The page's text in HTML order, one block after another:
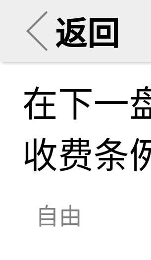
返回
在下一
收费条
自由